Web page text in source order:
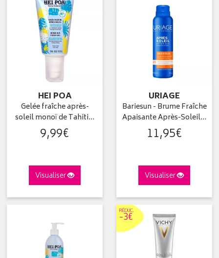
HEI POA
Gelée fraîche après-
soleil monoï de Tahiti…
9,99€
Visualiser
URIAGE
Bariesun - Brume Fraîche
Apaisante Après-Soleil…
11,95€
Visualiser
RÉDUC.
-3€